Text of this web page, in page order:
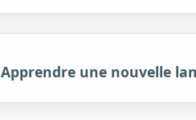
Apprendre une nouvelle